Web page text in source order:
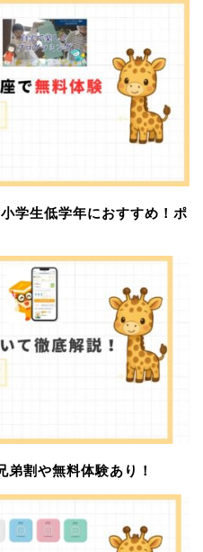
学生低学年におすすめ！ポ
弟割や無料体験あり！